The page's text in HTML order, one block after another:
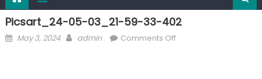
Picsart_24-05-03_21-59-33-402
Posted
May 3, 2024 Author
admin Comments Offon